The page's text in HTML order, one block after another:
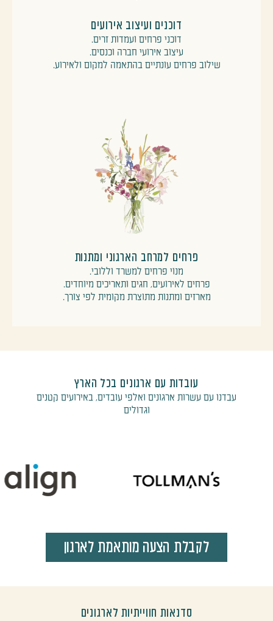
דוכנים ועיצוב אירועים
דוכני פרחים ועמדות זרים.
עיצוב אירועי חברה וכנסים.
שילוב פרחים עונתיים בהתאמה למקום ולאירוע.
פרחים למרחב הארגוני ומתנות
מנוי פרחים למשרד וללובי.
פרחים לאירועים, חגים ותאריכים מיוחדים.
מארזים ומתנות מתוצרת מקומית לפי צורך.
עובדות עם ארגונים בכל הארץ
עבדנו עם עשרות ארגונים ואלפי עובדים, באירועים קטנים
וגדולים
לקבלת הצעה מותאמת לארגון
סדנאות חווייתיות לארגונים